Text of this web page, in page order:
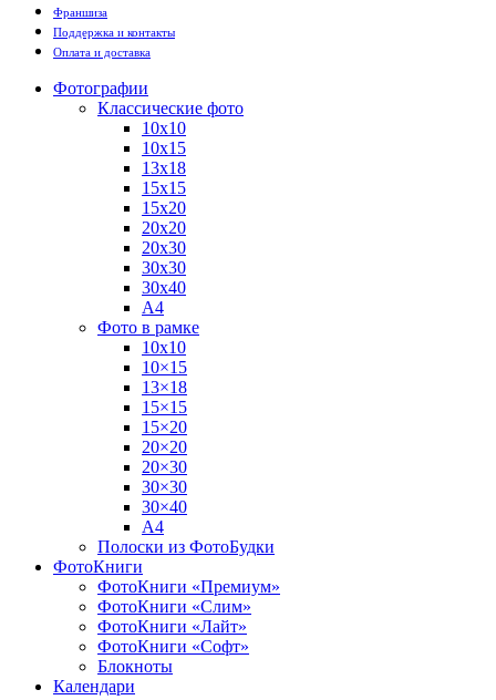
Франшиза
Поддержка и контакты
Оплата и доставка
Фотографии
Классические фото
10х10
10х15
13х18
15х15
15х20
20х20
20х30
30х30
30х40
А4
Фото в рамке
10х10
10×15
13×18
15×15
15×20
20×20
20×30
30×30
30×40
A4
Полоски из ФотоБудки
ФотоКниги
ФотоКниги «Премиум»
ФотоКниги «Слим»
ФотоКниги «Лайт»
ФотоКниги «Софт»
Блокноты
Календари